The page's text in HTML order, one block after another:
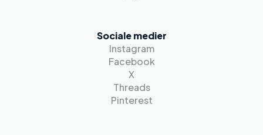
Sociale medier
Instagram
Facebook
X
Threads
Pinterest